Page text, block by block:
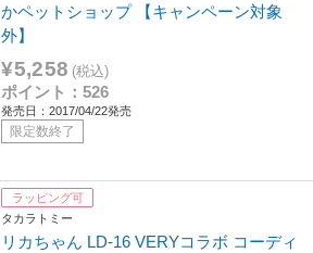
かペットショップ 【キャンペーン対象
外】
¥5,258 (税込)
ポイント：526
発売日：2017/04/22発売
限定数終了
ラッピング可
タカラトミー
リカちゃん LD-16 VERYコラボ コーディ